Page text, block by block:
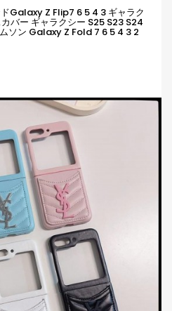
Galaxy Z Flip7 6 5 4 3 ギャラク
バー ギャラクシー S25 S23 S24
ソン Galaxy Z Fold 7 6 5 4 3 2
プルケースカバー